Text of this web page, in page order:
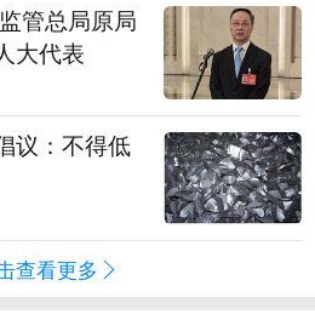
管总局原局
大代表
议：不得低
查看更多